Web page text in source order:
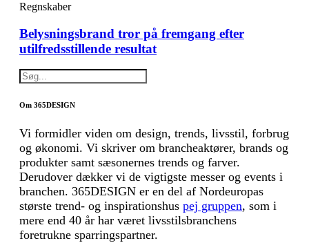
Regnskaber
Belysningsbrand tror på fremgang efter
utilfredsstillende resultat
Om 365DESIGN
Vi formidler viden om design, trends, livsstil, forbrug
og økonomi. Vi skriver om brancheaktører, brands og
produkter samt sæsonernes trends og farver.
Derudover dækker vi de vigtigste messer og events i
branchen. 365DESIGN er en del af Nordeuropas
største trend- og inspirationshus pej gruppen, som i
mere end 40 år har været livsstilsbranchens
foretrukne sparringspartner.